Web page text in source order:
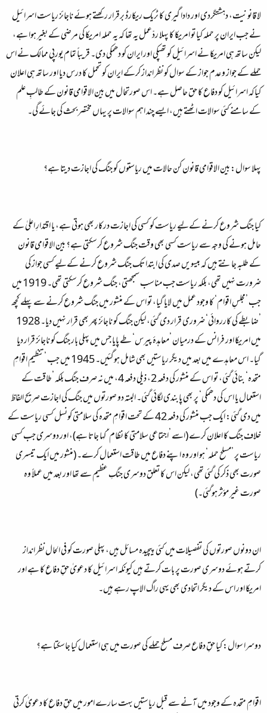
لا قانونیت، دہشتگردی اور دادا گیری کا ٹریک ریکارڈ برقرار رکھتے ہوئے ناجائز ریاست اسرائیل
نے جب ایران پر حملہ کیا تو امریکا کا پہلا ردّعمل یہ تھا کہ یہ حملہ امریکا کی مرضی کے بغیر ہوا ہے،
لیکن ساتھ ہی امریکا نے اسرائیل کو تھپکی اور ایران کو دھمکی دی۔ قریباً تمام یورپی ممالک نے اس
حملے کے جواز و عدم جواز کے سوال کو نظر انداز کرکے ایران کو تحمل کا درس دیا اور ساتھ ہی اعلان
کیاکہ اسرائیل کو دفاع کا حق حاصل ہے۔ اس صورتحال میں بین الاقوامی قانون کے طالبِ علم
کے سامنے کئی سوالات اٹھتے ہیں، ایسے چند اہم سوالات پر یہاں مختصر بحث کی جائے گی۔
پہلا سوال: بین الاقوامی قانون کن حالات میں ریاستوں کو جنگ کی اجازت دیتا ہے؟
کیا جنگ شروع کرنے کےلیے ریاست کو کسی کی اجازت درکار بھی ہوتی ہے، یا اقتدارِ اعلیٰ کے
حامل ہونے کی وجہ سے ریاست کسی بھی وقت جنگ شروع کرسکتی ہے؟ بین الاقوامی قانون
کے طلبہ جانتے ہیں کہ بیسویں صدی کی ابتدا تک جنگ شروع کرنے کےلیے کسی جواز کی
ضرورت نہیں تھی، بلکہ ریاست جب مناسب سمجھتی، جنگ شروع کرسکتی تھی۔ 1919 میں
جب ’مجلسِ اقوام‘ کا وجود عمل میں لایا گیا، تو اس کے منشور میں جنگ شروع کرنے سے پہلے کچھ
’ضابطے کی کارروائی‘ ضروری قرار دی گئی، لیکن جنگ کو ناجائز پھر بھی قرار نہیں دیا۔ 1928
میں امریکا اور فرانس کے درمیان ’معاہدۂ پیرس‘ طے پایا جس میں پہلی بار جنگ کو ناجائز قرار دیا
گیا۔ اس معاہدے میں بعد میں دیگر ریاستیں بھی شامل ہوگئیں۔ 1945 میں جب ’تنظیمِ اقوامِ
متحدہ‘ بنائی گئی، تو اس کے منشور کی دفعہ 2، ذیلی دفعہ 4، میں نہ صرف جنگ بلکہ ’طاقت کے
استعمال یا اس کی دھمکی‘ پر بھی پابندی لگائی گئی۔ البتہ دو صورتوں میں جنگ کی اجازت صریح الفاظ
میں دی گئی: ایک جب منشور کی دفعہ 42 کے تحت اقوامِ متحدہ کی سلامتی کونسل کسی ریاست کے
خلاف جنگ کا اعلان کرے (اسے ’اجتماعی سلامتی کا نظام‘ کہا جاتا ہے)، اور دوسری جب کسی
ریاست پر ’مسلح حملہ‘ ہو اور وہ اپنے دفاع میں طاقت استعمال کرے۔ (منشور میں ایک تیسری
صورت بھی ذکر کی گئی تھی، لیکن اس کا تعلق دوسری جنگِ عظیم سے تھا اور بعد میں عملاً وہ
صورت غیر مؤثر ہوگئی۔)
ان دونوں صورتوں کی تفصیلات میں کئی پیچیدہ مسائل ہیں، پہلی صورت کو فی الحال نظر انداز
کرتے ہوئے دوسری صورت پر بات کرتے ہیں کیونکہ اسرائیل کا دعویٰ حقِ دفاع کا ہے اور
امریکا اور اس کے دیگر اتحادی بھی یہی راگ الاپ رہے ہیں۔
دوسرا سوال: کیا حقِ دفاع صرف مسلح حملے کی صورت میں ہی استعمال کیا جاسکتا ہے؟
اقوامِ متحدہ کے وجود میں آنے سے قبل ریاستیں بہت سارے امور میں حقِ دفاع کا دعویٰ کرتی